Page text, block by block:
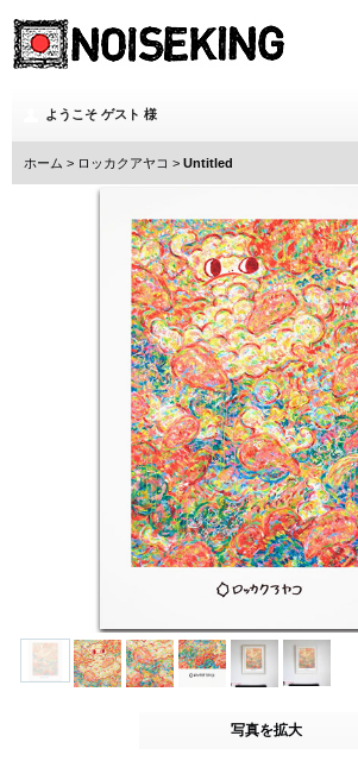
ようこそ ゲスト 様
ホーム > ロッカクアヤコ > Untitled
写真を拡大